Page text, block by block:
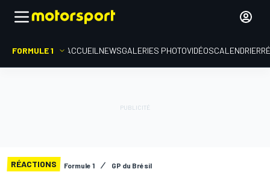
FORMULE 1 ACCUEIL NEWSGALERIES PHOTOVIDÉOSCALENDRIER
RÉACTIONS Formule 1 GP du Brésil